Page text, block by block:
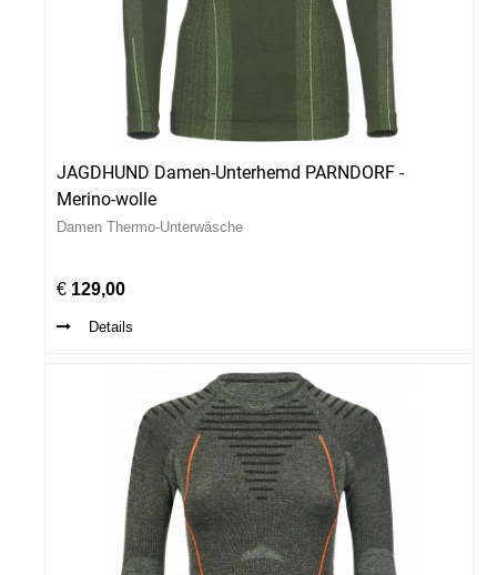
JAGDHUND Damen-Unterhemd PARNDORF -
Merino-wolle
Damen Thermo-Unterwäsche
€ 129,00
Details